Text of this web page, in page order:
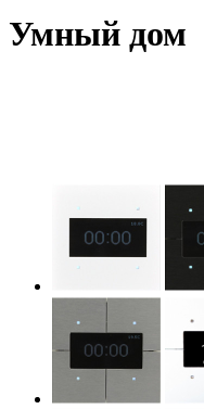
Умный дом